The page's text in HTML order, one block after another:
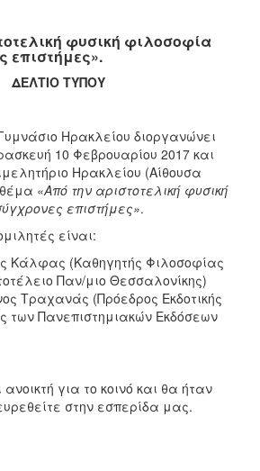
φυσική φιλοσοφία
επιστήμες».
ΔΕΛΤΙΟ ΤΥΠΟΥ
Ηρακλείου διοργανώνει
10 Φεβρουαρίου 2017 και
Ηρακλείου (Αίθουσα
«Από την αριστοτελική φυσική
επιστήμες».
είναι:
Κάλφας (Καθηγητής Φιλοσοφίας
Παν/μιο Θεσσαλονίκης)
Τραχανάς (Πρόεδρος Εκδοτικής
των Πανεπιστημιακών Εκδόσεων
για το κοινό και θα ήταν
στην εσπερίδα μας.